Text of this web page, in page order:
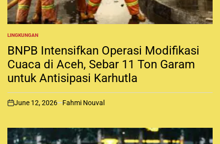
P
O
S
T
E
D
I
LINGKUNGAN
BNPB Intensifkan Operasi Modifikasi
Cuaca di Aceh, Sebar 11 Ton Garam
untuk Antisipasi Karhutla
o
June 12, 2026 Fahmi Nouval